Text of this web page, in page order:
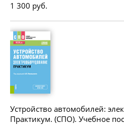
1 300 руб.
Устройство автомобилей:
Практикум. (СПО). Учебное